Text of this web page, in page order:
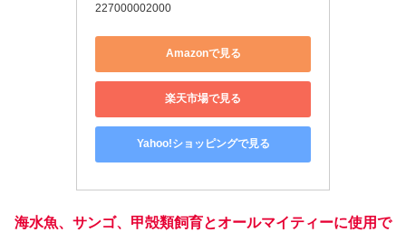
227000002000
Amazonで見る
楽天市場で見る
Yahoo!ショッピングで見る
海水魚、サンゴ、甲殻類飼育とオールマイティーに使用で